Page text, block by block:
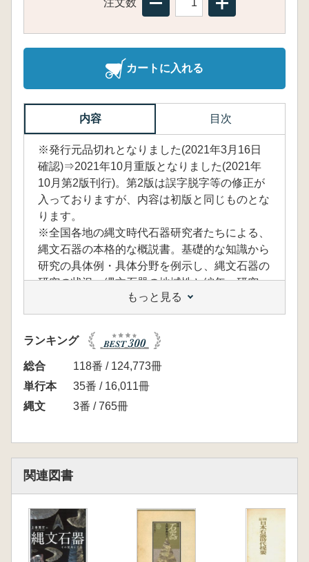
注文数
カートに入れる
内容 目次
※発行元品切れとなりました(2021年3月16日
確認)⇒2021年10月重版となりました(2021年
10月第2版刊行)。第2版は誤字脱字等の修正が
入っておりますが、内容は初版と同じものとな
ります。
※全国各地の縄文時代石器研究者たちによる、
縄文石器の本格的な概説書。基礎的な知識から
研究の具体例・具体分野を例示し、縄文石器の
研究の状況、縄文石器の地域性と編年、研究
史、今後の研究の展望、主要な参考文献の紹介
など、基礎から応用までを広範に網羅する
もっと見る
ランキング
総合
118番 / 124,773冊
単行本
35番 / 16,011冊
縄文
3番 / 765冊
関連図書